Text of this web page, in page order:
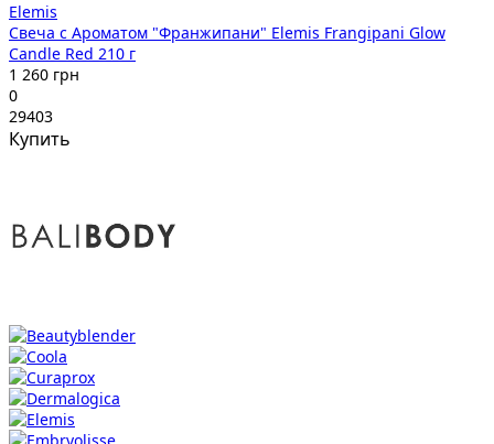
Elemis
Свеча с Ароматом "Франжипани" Elemis Frangipani Glow
Candle Red 210 г
1 260 грн
0
29403
Купить